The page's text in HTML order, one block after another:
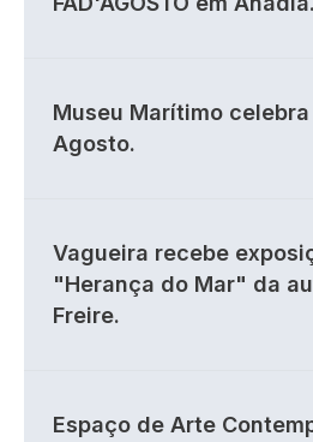
Museu Marítimo
Agosto.
Vagueira recebe
"Herança do Mar" da
Freire.
Espaço de Arte